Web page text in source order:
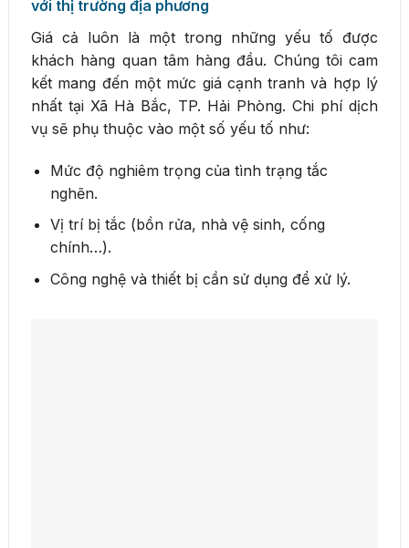
với thị trường địa phương
Giá cả luôn là một trong những yếu tố được
khách hàng quan tâm hàng đầu. Chúng tôi cam
kết mang đến một mức giá cạnh tranh và hợp lý
nhất tại Xã Hà Bắc, TP. Hải Phòng. Chi phí dịch
vụ sẽ phụ thuộc vào một số yếu tố như:
Mức độ nghiêm trọng của tình trạng tắc
nghẽn.
Vị trí bị tắc (bồn rửa, nhà vệ sinh, cống
chính…).
Công nghệ và thiết bị cần sử dụng để xử lý.